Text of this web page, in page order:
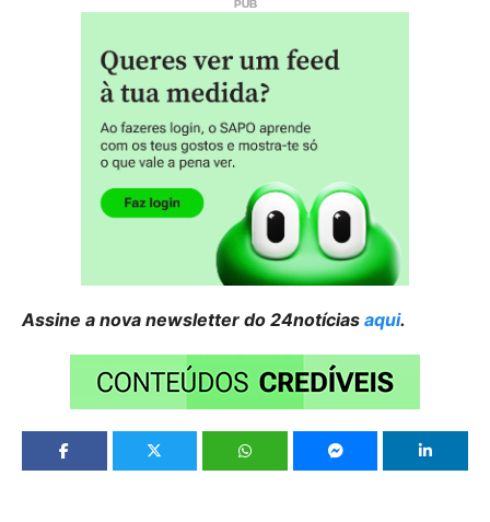
Assine a nova newsletter do 24notícias aqui.